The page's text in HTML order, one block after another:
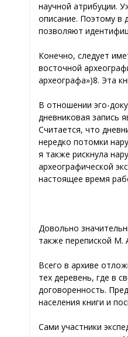
научной атрибуции.
описание. Поэтому в
позволяют
Конечно, следует
восточной
археографа»)8. Эта
В отношении эго-
дневниковая запись
Считается, что
нередко потомки
я также рискнула
археографической
настоящее время
Довольно
также перепиской М.
Всего в архиве
тех деревень, где в
договоренность.
населения книги и
Сами участники